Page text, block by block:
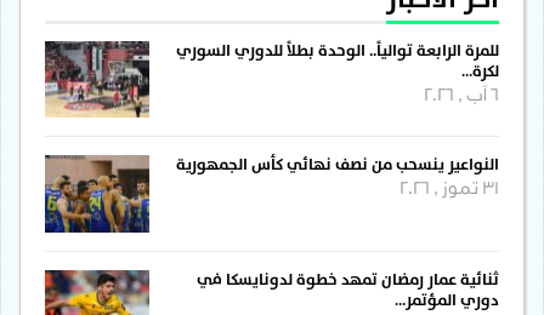
للمرة الرابعة توالياً.. الوحدة بطلاً للدوري السوري
لكرة…
النواعير ينسحب من نصف نهائي كأس الجمهورية
31 تموز , 2026
ثنائية عمار رمضان تمهد خطوة لدونايسكا في
دوري المؤتمر…